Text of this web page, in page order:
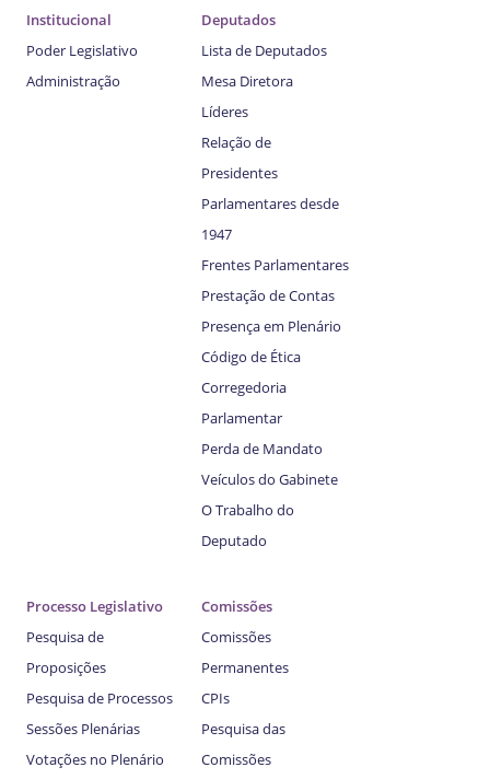
Institucional
Poder Legislativo
Administração
Deputados
Lista de Deputados
Mesa Diretora
Líderes
Relação de
Presidentes
Parlamentares desde
1947
Frentes Parlamentares
Prestação de Contas
Presença em Plenário
Código de Ética
Corregedoria
Parlamentar
Perda de Mandato
Veículos do Gabinete
O Trabalho do
Deputado
Processo Legislativo
Pesquisa de
Proposições
Pesquisa de Processos
Sessões Plenárias
Votações no Plenário
Comissões
Comissões
Permanentes
CPIs
Pesquisa das
Comissões